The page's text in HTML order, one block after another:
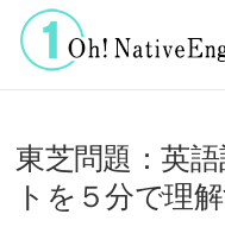
コンテンツへスキップ
東芝問題：英
トを５分で理解